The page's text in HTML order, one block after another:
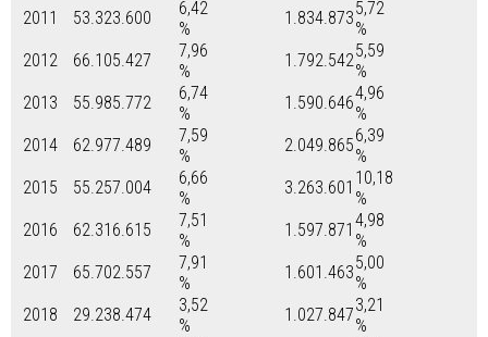
2011
53.323.600
6,42
%
1.834.8735,72
%
2012
66.105.427
7,96
%
1.792.5425,59
%
2013
55.985.772
6,74
%
1.590.6464,96
%
2014
62.977.489
7,59
%
2.049.8656,39
%
2015
55.257.004
6,66
%
3.263.601 10,18
%
2016
62.316.615
7,51
%
1.597.871 4,98
%
2017
65.702.557
7,91
%
1.601.4635,00
%
2018
29.238.474
3,52
%
1.027.8473,21
%